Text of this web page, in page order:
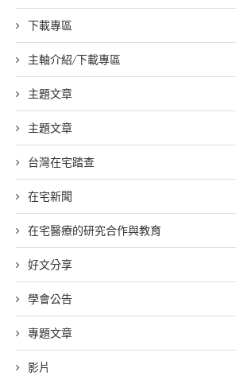
下載專區
主軸介紹/下載專區
主題文章
主題文章
台灣在宅踏查
在宅新聞
在宅醫療的研究合作與教育
好文分享
學會公告
專題文章
影片